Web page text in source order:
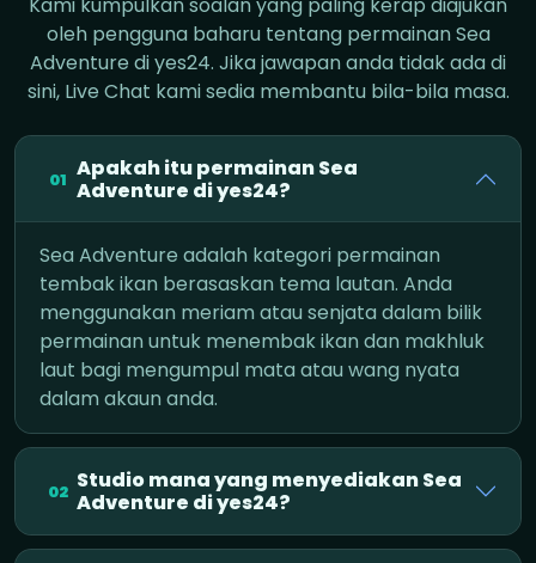
Kami kumpulkan soalan yang paling kerap diajukan
oleh pengguna baharu tentang permainan Sea
Adventure di yes24. Jika jawapan anda tidak ada di
sini, Live Chat kami sedia membantu bila-bila masa.
01 Apakah itu permainan Sea
Adventure di yes24?
Sea Adventure adalah kategori permainan
tembak ikan berasaskan tema lautan. Anda
menggunakan meriam atau senjata dalam bilik
permainan untuk menembak ikan dan makhluk
laut bagi mengumpul mata atau wang nyata
dalam akaun anda.
02 Studio mana yang menyediakan Sea
Adventure di yes24?